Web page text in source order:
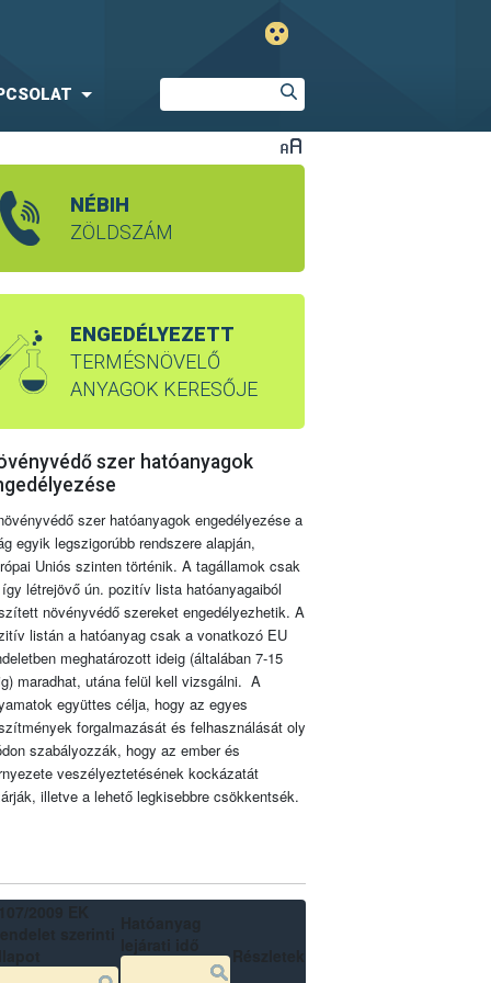
NÉBIH
ZÖLDSZÁM
ENGEDÉLYEZETT
TERMÉSNÖVELŐ
ANYAGOK KERESŐJE
szer hatóanyagok
szer hatóanyagok engedélyezése a
egyik legszigorúbb rendszere alapján,
Uniós szinten történik. A tagállamok csak
létrejövő ún. pozitív lista hatóanyagaiból
növényvédő szereket engedélyezhetik. A
listán a hatóanyag csak a vonatkozó EU
meghatározott ideig (általában 7-15
maradhat, utána felül kell vizsgálni. A
együttes célja, hogy az egyes
forgalmazását és felhasználását oly
szabályozzák, hogy az ember és
veszélyeztetésének kockázatát
illetve a lehető legkisebbre csökkentsék.